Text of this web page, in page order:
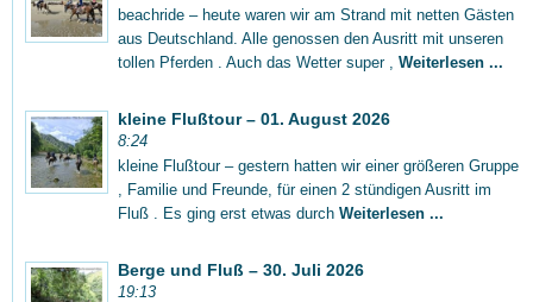
beachride – heute waren wir am Strand mit netten Gästen
aus Deutschland. Alle genossen den Ausritt mit unseren
tollen Pferden . Auch das Wetter super , Weiterlesen ...
kleine Flußtour – 01. August 2026
8:24
kleine Flußtour – gestern hatten wir einer größeren Gruppe
, Familie und Freunde, für einen 2 stündigen Ausritt im
Fluß . Es ging erst etwas durch Weiterlesen ...
Berge und Fluß – 30. Juli 2026
19:13